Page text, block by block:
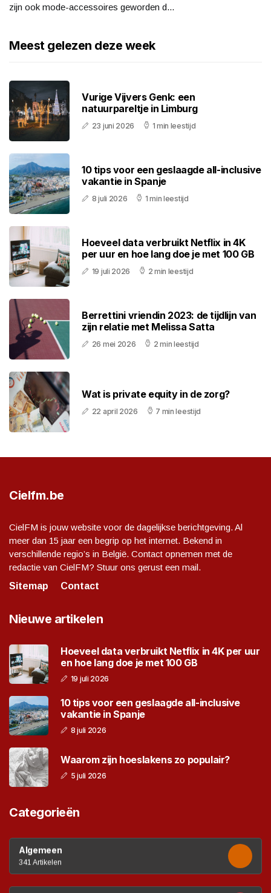
zijn ook mode-accessoires geworden d...
Meest gelezen deze week
Vurige Vijvers Genk: een
natuurpareltje in Limburg
23 juni 2026 1 min leestijd
10 tips voor een geslaagde all-inclusive
vakantie in Spanje
8 juli 2026 1 min leestijd
Hoeveel data verbruikt Netflix in 4K
per uur en hoe lang doe je met 100 GB
19 juli 2026 2 min leestijd
Berrettini vriendin 2023: de tijdlijn van
zijn relatie met Melissa Satta
26 mei 2026 2 min leestijd
Wat is private equity in de zorg?
22 april 2026 7 min leestijd
Cielfm.be
CielFM is jouw website voor de dagelijkse berichtgeving. Al
meer dan 15 jaar een begrip op het internet. Bekend in
verschillende regio’s in België. Contact opnemen met de
redactie van CielFM? Stuur ons gerust een mail.
Sitemap
Contact
Nieuwe artikelen
Hoeveel data verbruikt Netflix in 4K per uur
en hoe lang doe je met 100 GB
19 juli 2026
10 tips voor een geslaagde all-inclusive
vakantie in Spanje
8 juli 2026
Waarom zijn hoeslakens zo populair?
5 juli 2026
Categorieën
Algemeen
341 Artikelen